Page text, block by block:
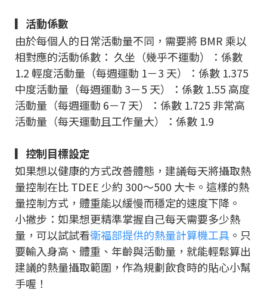
▎活動係數
由於每個人的日常活動量不同，需要將 BMR 乘以
相對應的活動係數： 久坐（幾乎不運動）：係數
1.2 輕度活動量（每週運動 1－3 天）：係數 1.375
中度活動量（每週運動 3－5 天）：係數 1.55 高度
活動量（每週運動 6－7 天）：係數 1.725 非常高
活動量（每天運動且工作量大）：係數 1.9
▎控制目標設定
如果想以健康的方式改善體態，建議每天將攝取熱
量控制在比 TDEE 少約 300～500 大卡。這樣的熱
量控制方式，體重能以緩慢而穩定的速度下降。
小撇步：如果想更精準掌握自己每天需要多少熱
量，可以試試看衛福部提供的熱量計算機工具 。只
要輸入身高、體重、年齡與活動量，就能輕鬆算出
建議的熱量攝取範圍，作為規劃飲食時的貼心小幫
手喔！